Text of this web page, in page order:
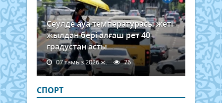
Сеулде ауа температурасы жеті
жылдан бері алғаш рет 40
градустан асты
07 тамыз 2026 ж. 76
СПОРТ